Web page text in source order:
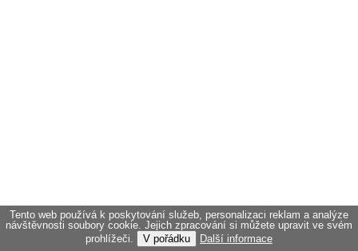
Tento web používá k poskytování služeb, personalizaci reklam a analýze
návštěvnosti soubory cookie. Jejich zpracování si můžete upravit ve svém
prohlížeči.
V pořádku Další informace